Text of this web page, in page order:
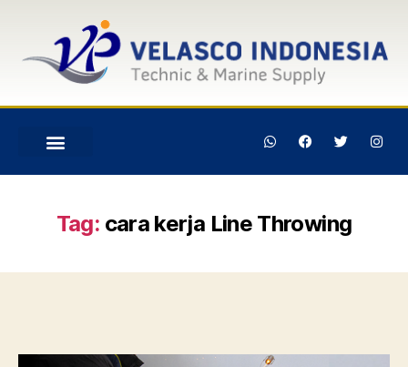
Tag: cara kerja Line Throwing